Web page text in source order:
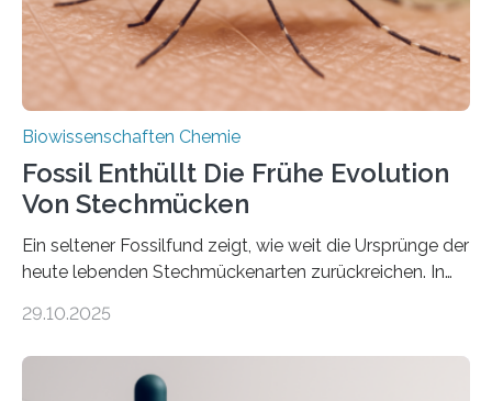
nächsten…
Biowissenschaften Chemie
Fossil Enthüllt Die Frühe Evolution
Von Stechmücken
Ein seltener Fossilfund zeigt, wie weit die Ursprünge der
heute lebenden Stechmückenarten zurückreichen. In
Forschende die bisher älteste bekannte Stechmücken-
Region Kachin in Myanmar und hat sich in
29.10.2025